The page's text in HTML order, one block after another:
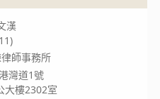
漢
師事務所
灣道1號
大樓2302室